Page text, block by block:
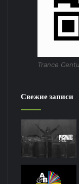
Trance
Свежие записи